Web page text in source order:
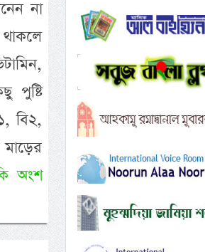
না
থাকলে
পুষ্টি
বি২,
অংশ